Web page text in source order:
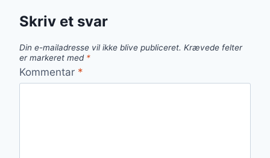
Skriv et svar
Din e-mailadresse vil ikke blive publiceret. Krævede felter
er markeret med *
Kommentar *